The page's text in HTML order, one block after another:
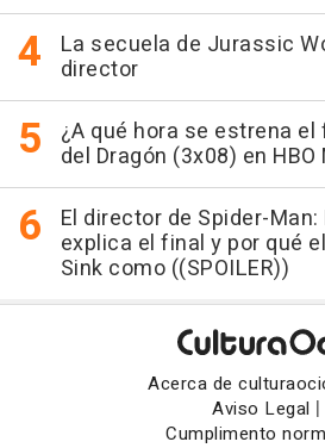
La secuela de Jurassic
director
¿A qué hora se estrena
del Dragón (3x08) en HBO
El director de Spider-
explica el final y por qué
Sink como ((SPOILER))
Acerca de
Aviso Legal |
Cumplimento